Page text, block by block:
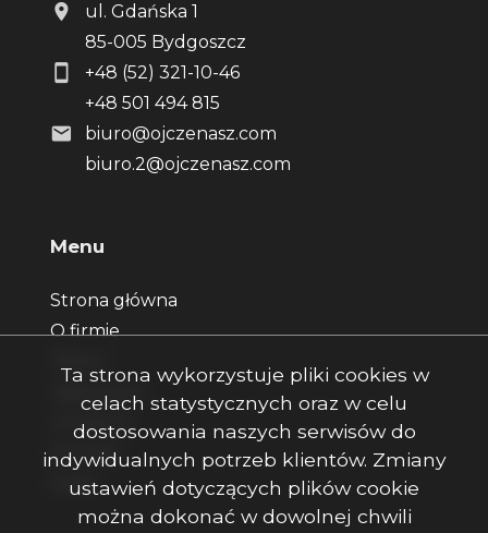
ul. Gdańska 1
85-005 Bydgoszcz
+48 (52) 321-10-46
+48 501 494 815
biuro@ojczenasz.com
biuro.2@ojczenasz.com
Menu
Strona główna
O firmie
Zgłoszenia
Ulubione
Kontakt
Rodo
Ta strona wykorzystuje pliki cookies w
celach statystycznych oraz w celu
dostosowania naszych serwisów do
indywidualnych potrzeb klientów. Zmiany
ustawień dotyczących plików cookie
można dokonać w dowolnej chwili